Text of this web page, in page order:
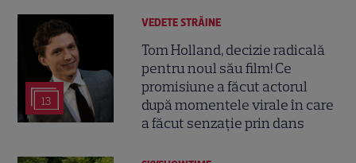
13
VEDETE STRĂINE
Tom Holland, decizie radicală
pentru noul său film! Ce
promisiune a făcut actorul
după momentele virale în care
a făcut senzație prin dans